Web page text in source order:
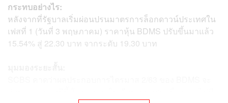
กระทบอย่างไร:
หลังจากที่รัฐบาลเริ่มผ่อนปรนมาตรการล็อกดาวน์ประเทศใน
เฟสที่ 1 (วันที่ 3 พฤษภาคม) ราคาหุ้น BDMS ปรับขึ้นมาแล้ว
15.54% สู่ 22.30 บาท จากระดับ 19.30 บาท